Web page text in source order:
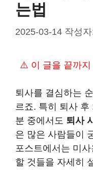
는법
2025-03-14 작성
⚠️ 이 글을 끝까지
퇴사를 결심하는
르죠. 특히 퇴사 후
분 중에서도 퇴사
은 많은 사람들이
포스트에서는 미
할 것들을 자세히